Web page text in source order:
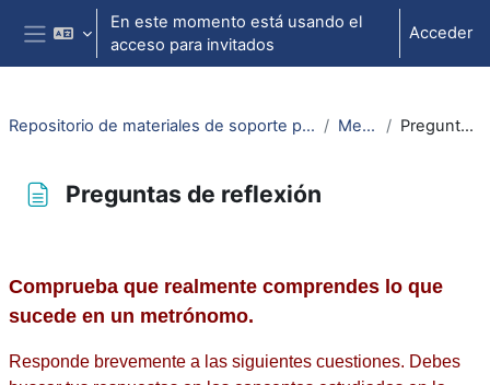
Salta al contenido principal
Panel lateral
En este momento está usando el
acceso para invitados
Acceder
Repositorio de materiales de soporte para la docencia de la física universitaria II Metrónomo Preguntas de reflexión
Preguntas de reflexión
Comprueba que realmente comprendes lo que
sucede en un metrónomo.
Responde brevemente a las siguientes cuestiones. Debes